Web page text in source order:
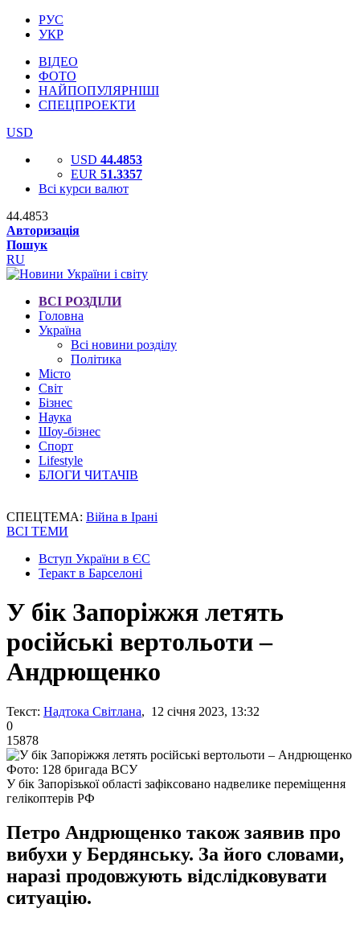
РУС
УКР
ВІДЕО
ФОТО
НАЙПОПУЛЯРНІШІ
СПЕЦПРОЕКТИ
USD
USD 44.4853
EUR 51.3357
Всі курси валют
44.4853
Авторизація
Пошук
RU
ВСІ РОЗДІЛИ
Головна
Україна
Всі новини розділу
Політика
Місто
Світ
Бізнес
Наука
Шоу-бізнес
Спорт
Lifestyle
БЛОГИ ЧИТАЧІВ
СПЕЦТЕМА: Війна в Ірані
ВСІ ТЕМИ
Вступ України в ЄС
Теракт в Барселоні
У бік Запоріжжя летять
російські вертольоти –
Андрющенко
Текст: Надтока Світлана, 12 січня 2023, 13:32
0
15878
Фото: 128 бригада ВСУ
У бік Запорізької області зафіксовано надвелике переміщення
гелікоптерів РФ
Петро Андрющенко також заявив про
вибухи у Бердянську. За його словами,
наразі продовжують відслідковувати
ситуацію.